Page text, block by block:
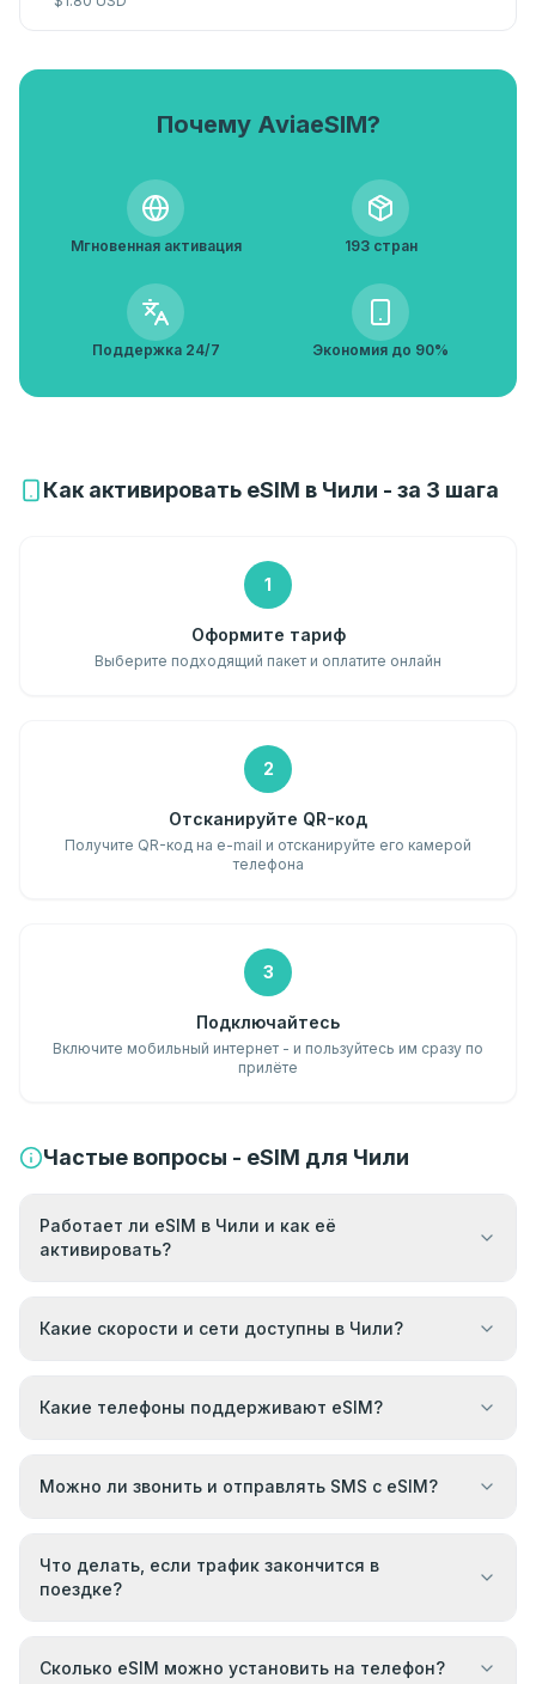
Почему AviaeSIM?
Мгновенная активация 193 стран
Поддержка 24/7 Экономия до 90%
Как активировать eSIM в Чили - за 3 шага
1
Оформите тариф
Выберите подходящий пакет и оплатите онлайн
2
Отсканируйте QR-код
Получите QR-код на e-mail и отсканируйте его камерой
телефона
3
Подключайтесь
Включите мобильный интернет - и пользуйтесь им сразу по
прилёте
Частые вопросы - eSIM для Чили
Работает ли eSIM в Чили и как её
активировать?
Какие скорости и сети доступны в Чили?
Какие телефоны поддерживают eSIM?
Можно ли звонить и отправлять SMS с eSIM?
Что делать, если трафик закончится в
поездке?
Сколько eSIM можно установить на телефон?